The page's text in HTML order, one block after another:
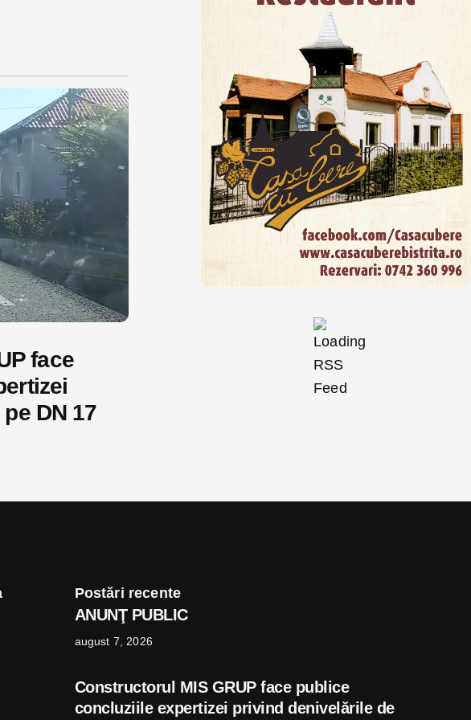
face
DN 17
Postări recente
ANUNŢ PUBLIC
august 7, 2026
Constructorul MIS GRUP face publice
concluziile expertizei privind denivelările de